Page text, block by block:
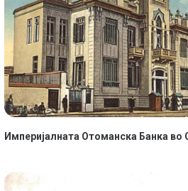
Империјалната Отоманска Банка во